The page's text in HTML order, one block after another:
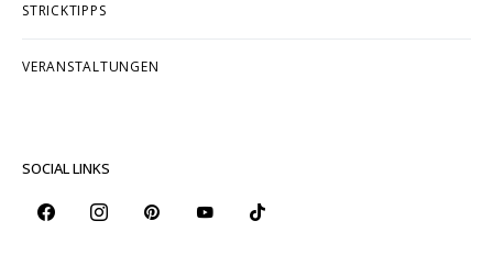
STRICKTIPPS
VERANSTALTUNGEN
SOCIAL LINKS